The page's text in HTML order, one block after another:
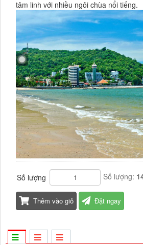
tâm linh với nhiều ngôi chùa nổi tiếng.
Số lượng Số lượng:
Thêm vào giỏ Đặt ngay